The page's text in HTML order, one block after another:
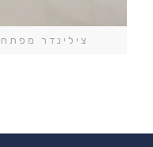
צילינדר